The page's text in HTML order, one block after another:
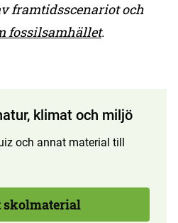
framtidsscenariot och
fossilsamhället.
klimat och miljö
och annat material till